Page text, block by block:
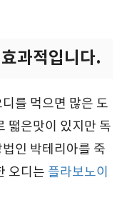
과적입니다.
를 먹으면 많은 도
떫은맛이 있지만 독
인 박테리아를 죽
오디는 플라보노이